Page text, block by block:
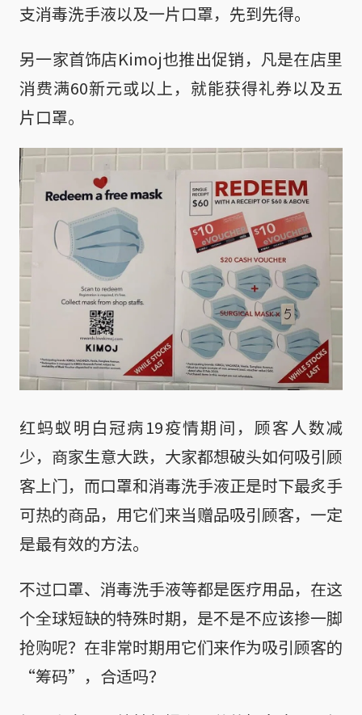
支消毒洗手液以及一片口罩，先到先得。
另一家首饰店Kimoj也推出促销，凡是在店里
消费满60新元或以上，就能获得礼券以及五
片口罩。
红蚂蚁明白冠病19疫情期间，顾客人数减
少，商家生意大跌，大家都想破头如何吸引顾
客上门，而口罩和消毒洗手液正是时下最炙手
可热的商品，用它们来当赠品吸引顾客，一定
是最有效的方法。
不过口罩、消毒洗手液等都是医疗用品，在这
个全球短缺的特殊时期，是不是不应该掺一脚
抢购呢？在非常时期用它们来作为吸引顾客的
“筹码”，合适吗？